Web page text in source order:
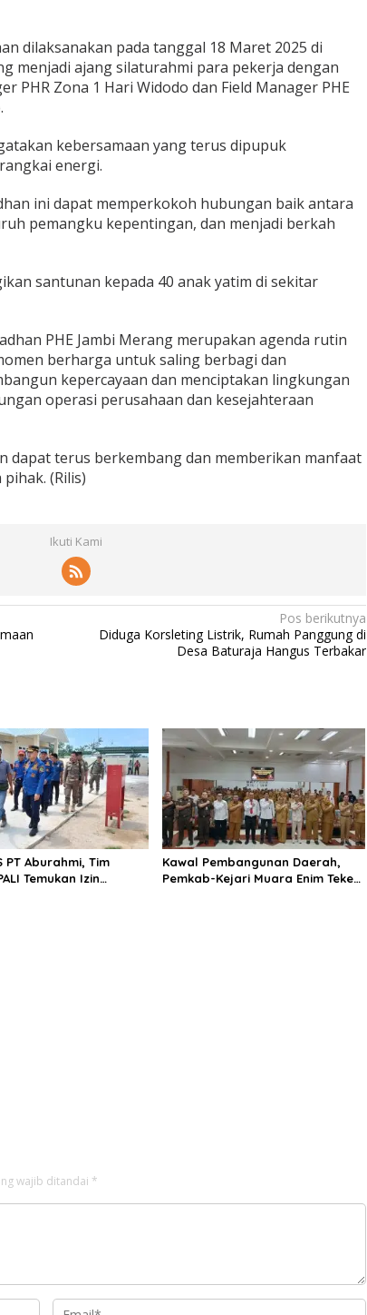
dilaksanakan pada tanggal 18 Maret 2025 di
menjadi ajang silaturahmi para pekerja dengan
PHR Zona 1 Hari Widodo dan Field Manager PHE
kebersamaan yang terus dipupuk
energi.
ini dapat memperkokoh hubungan baik antara
pemangku kepentingan, dan menjadi berkah
santunan kepada 40 anak yatim di sekitar
PHE Jambi Merang merupakan agenda rutin
berharga untuk saling berbagi dan
kepercayaan dan menciptakan lingkungan
operasi perusahaan dan kesejahteraan
dapat terus berkembang dan memberikan manfaat
(Rilis)
Ikuti Kami
Pos berikutnya
Diduga Korsleting Listrik, Rumah Panggung di
Desa Baturaja Hangus Terbakar
PT Aburahmi, Tim
Temukan Izin
Kawal Pembangunan Daerah,
Pemkab-Kejari Muara Enim Teken
wajib ditandai *